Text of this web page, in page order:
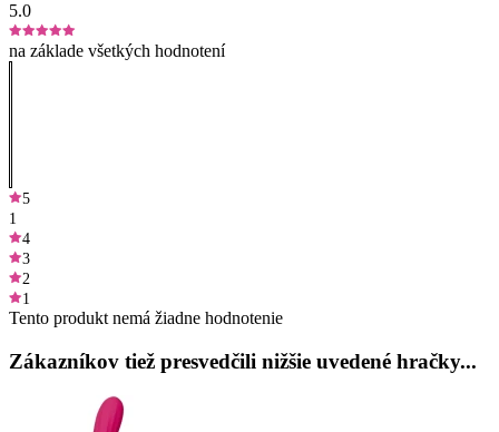
5.0
na základe všetkých hodnotení
5
1
4
3
2
1
Tento produkt nemá žiadne hodnotenie
Zákazníkov tiež presvedčili nižšie uvedené hračky...